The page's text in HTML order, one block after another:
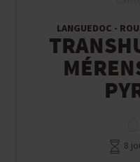
LANGUEDOC -
8